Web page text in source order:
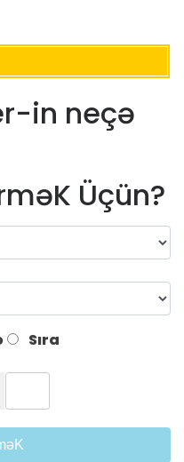
in neçə
Üçün?
Sıra